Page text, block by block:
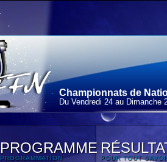
Championnats de
Du Vendredi 24 au Dimanche
PROGRAMME
PROGRAMMATION POUR TOUT